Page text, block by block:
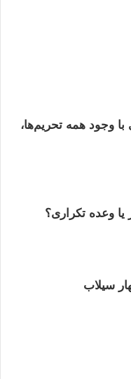
وجود همه تحریم‌ها،
سیلاب